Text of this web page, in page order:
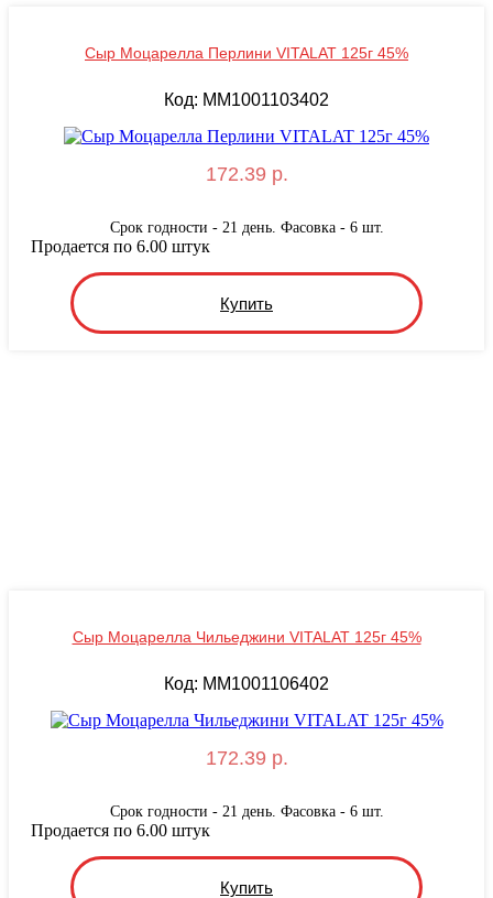
Сыр Моцарелла Перлини VITALAT 125г 45%
Код: MM1001103402
172.39 р.
Срок годности - 21 день. Фасовка - 6 шт.
Купить
Продается по 6.00 штук
Сыр Моцарелла Чильеджини VITALAT 125г 45%
Код: MM1001106402
172.39 р.
Срок годности - 21 день. Фасовка - 6 шт.
Купить
Продается по 6.00 штук